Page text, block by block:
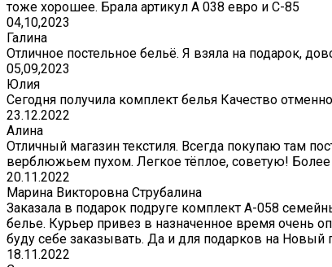
тоже хорошее. Брала артикул А 038 евро и С-85
04,10,2023
Галина
Отличное постельное бельё. Я взяла на подарок,
05,09,2023
Юлия
Сегодня получила комплект белья Качество
23.12.2022
Алина
Отличный магазин текстиля. Всегда покупаю там
верблюжьем пухом. Легкое тёплое, советую!
20.11.2022
Марина Викторовна Струбалина
Заказала в подарок подруге комплект А-058
белье. Курьер привез в назначенное время очень
буду себе заказывать. Да и для подарков на
18.11.2022